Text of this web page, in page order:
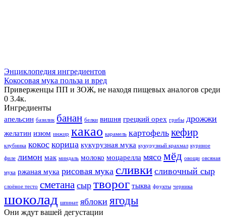
Энциклопедия ингредиентов
Кокосовая мука польза и вред
Приверженцы ПП и ЗОЖ, не находя пищевых аналогов среди
0 3.4к.
Ингредиенты
апельсин базилик банан белки вишня грецкий орех грибы дрожжи
желатин изюм инжир какао карамель картофель кефир
клубника кокос корица кукурузная мука кукурузный крахмал куриное
филе лимон мак миндаль молоко моцарелла мясо мёд овощи овсяная
мука ржаная мука рисовая мука сливки сливочный сыр
слоёное тесто сметана сыр творог тыква фрукты черника
шоколад шпинат яблоки ягоды
Они ждут вашей дегустации